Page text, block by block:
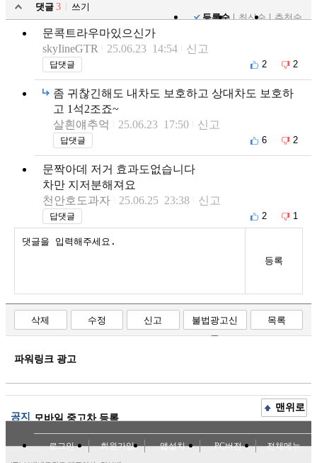
댓글 3
쓰기
등록순
최신순 추천순
문콕트라우마있으신가
skyIineGTR
25.06.23 14:54 신고
답댓글 2 2
좀 귀찮긴해도 내차도 보호하고 상대차도 보호하
고 1석2조죠~
살흰얘추억
25.06.23 17:50 신고
답댓글 6 2
문짝아데 저거 효과도없습니다
차만 지저분해져요
천안호도과자
25.06.25 23:38 신고
답댓글 2 1
등록
삭제 수정 신고
불법광고신
고
목록
파워링크 광고
공지 모바일 중고차 등록
맨위로
로그인 회원가입 앱설치 PC버전 전체메뉴